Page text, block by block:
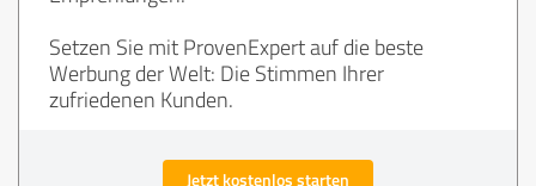
Setzen Sie mit ProvenExpert auf die beste
Werbung der Welt: Die Stimmen Ihrer
zufriedenen Kunden.
Jetzt kostenlos starten